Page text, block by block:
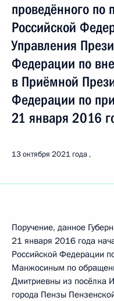
проведённого по
Российской
Управления
Федерации по
в Приёмной
Федерации по
21 января 2016
13 октября 2021 года
Поручение, данное
21 января 2016 года
Российской Федерации
Манжосиным по
Дмитриевны из посёлка
города Пензы